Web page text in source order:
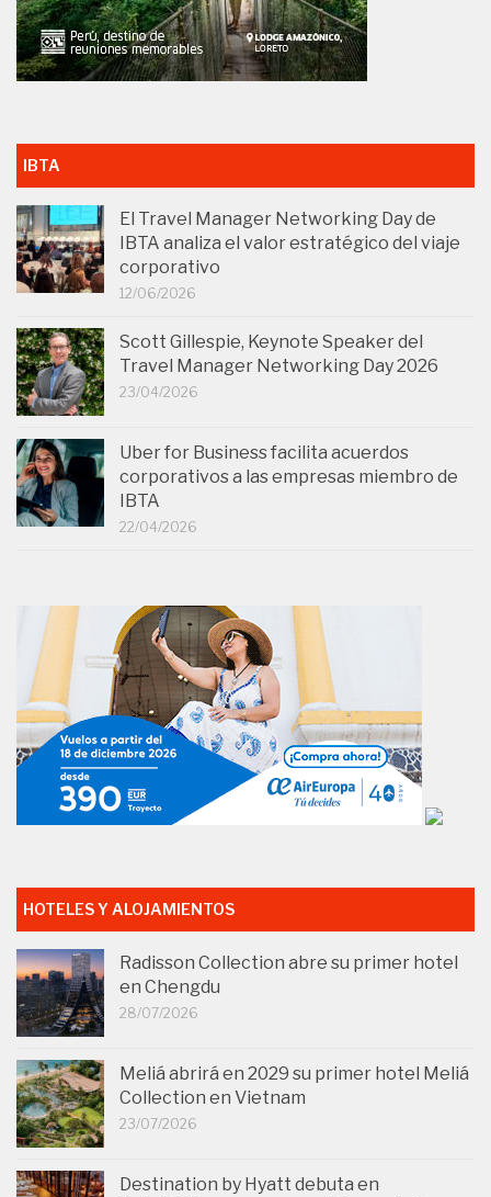
IBTA
El Travel Manager Networking Day de
IBTA analiza el valor estratégico del viaje
corporativo
12/06/2026
Scott Gillespie, Keynote Speaker del
Travel Manager Networking Day 2026
23/04/2026
Uber for Business facilita acuerdos
corporativos a las empresas miembro de
IBTA
22/04/2026
HOTELES Y ALOJAMIENTOS
Radisson Collection abre su primer hotel
en Chengdu
28/07/2026
Meliá abrirá en 2029 su primer hotel Meliá
Collection en Vietnam
23/07/2026
Destination by Hyatt debuta en